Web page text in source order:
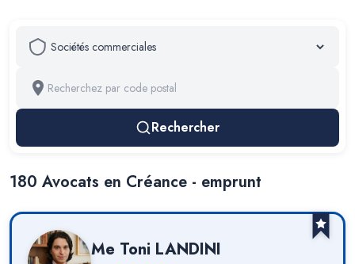
Rechercher
180 Avocats en Créance - emprunt
Me Toni LANDINI